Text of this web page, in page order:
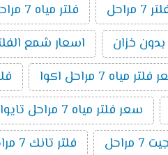
فلتر مياه 7 مراحل امريكي tornado
اسعار شمع الفلتر 7 مراحل
مياه 7 مراحل اكوا
فلتر 7
سعر فلتر مياه 7 مراحل تايواني امريكي 2019
فلتر تانك 7 مراحل بالتقسيط